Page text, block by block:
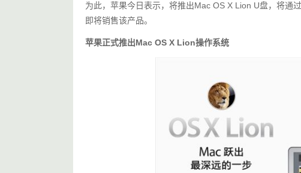
为此，苹果今日表示，将推出Mac OS X Lion U盘，将通
即将销售该产品。
苹果正式推出Mac OS X Lion操作系统